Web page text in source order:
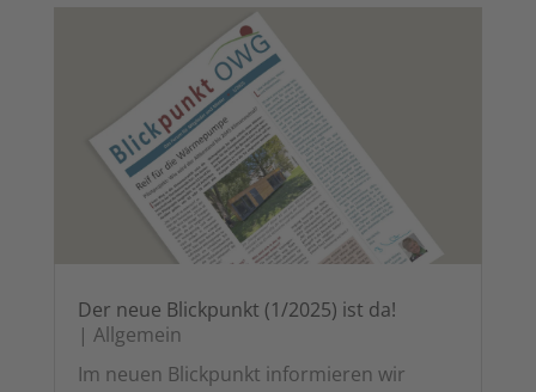
Der neue Blick­punkt (1/2025) ist da!
| All­ge­mein
Im neu­en Blick­punkt infor­mie­ren wir